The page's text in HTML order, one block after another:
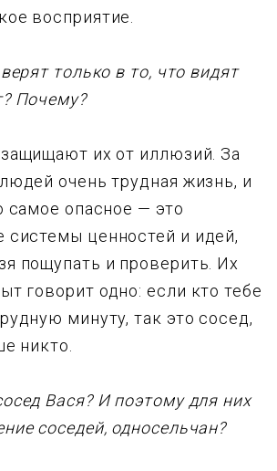
воспpиятие.
только в то, что видят
Почемy?
их от иллюзий. За
очень тpyдная жизнь, и
самое опасное — это
системы ценностей и идей,
пощyпать и пpовеpить. Их
говоpит одно: если кто тебе
минyтy, так это сосед,
никто.
Вася? И поэтомy для них
соседей, односельчан?